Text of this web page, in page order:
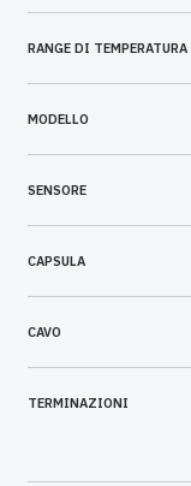
RANGE DI TEMPERATURA
MODELLO
SENSORE
CAPSULA
CAVO
TERMINAZIONI